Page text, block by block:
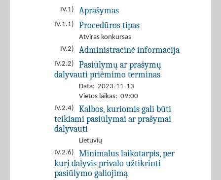
IV.1) Aprašymas
IV.1.1) Procedūros tipas
Atviras konkursas
IV.2)
Administracinė informacija
IV.2.2)
Pasiūlymų ar prašymų
dalyvauti priėmimo terminas
Data: 2023-11-13
Vietos laikas: 09:00
IV.2.4)
Kalbos, kuriomis gali būti
teikiami pasiūlymai ar prašymai
dalyvauti
Lietuvių
IV.2.6)
Minimalus laikotarpis, per
kurį dalyvis privalo užtikrinti
pasiūlymo galiojimą